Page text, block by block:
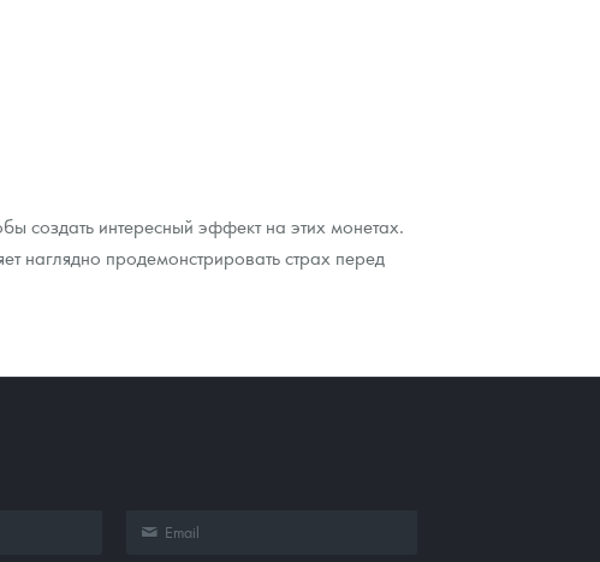
создать интересный эффект на этих монетах.
наглядно продемонстрировать страх перед